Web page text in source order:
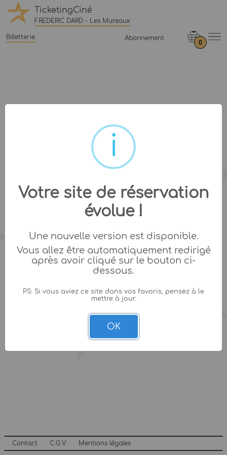
TicketingCiné
FREDERIC DARD - Les Mureaux
Billetterie Abonnement
0
Contact C.G.V Mentions légales
Votre site de réservation
évolue !
Une nouvelle version est disponible.
Vous allez être automatiquement redirigé
après avoir cliqué sur le bouton ci-
dessous.
PS: Si vous aviez ce site dans vos favoris, pensez à le
mettre à jour.
OK